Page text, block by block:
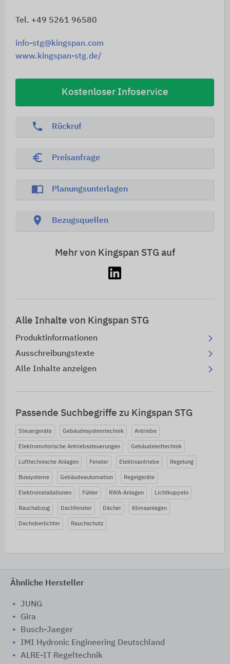
Tel. +49 5261 96580
info-stg@kingspan.com
www.kingspan-stg.de/
Kostenloser Infoservice
phone Rückruf
euro_symbol Preisanfrage
import_contacts Planungsunterlagen
location_on Bezugsquellen
Mehr von Kingspan STG auf
Alle Inhalte von Kingspan STG
Produktinformationen
Ausschreibungstexte
Alle Inhalte anzeigen
Passende Suchbegriffe zu Kingspan STG
Steuergeräte Gebäudesystemtechnik Antriebe
Elektromotorische Antriebssteuerungen Gebäudeleittechnik
Lufttechnische Anlagen Fenster Elektroantriebe Regelung
Bussysteme Gebäudeautomation Regelgeräte
Elektroinstallationen Fühler RWA-Anlagen Lichtkuppeln
Rauchabzug Dachfenster Dächer Klimaanlagen
Dachoberlichter Rauchschutz
Ähnliche Hersteller
JUNG
Gira
Busch-Jaeger
IMI Hydronic Engineering Deutschland
ALRE-IT Regeltechnik